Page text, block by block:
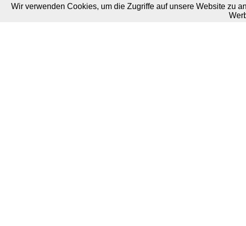
M. Brodski Software
Wir verwenden Cookies, um die Zugriffe auf unsere Website zu